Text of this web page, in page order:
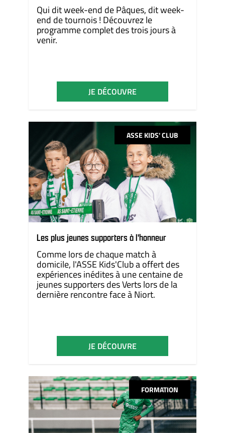
Qui dit week-end de Pâques, dit week-
end de tournois ! Découvrez le
programme complet des trois jours à
venir.
JE DÉCOUVRE
ASSE KIDS' CLUB
Les plus jeunes supporters à l'honneur
Comme lors de chaque match à
domicile, l'ASSE Kids'Club a offert des
expériences inédites à une centaine de
jeunes supporters des Verts lors de la
dernière rencontre face à Niort.
JE DÉCOUVRE
FORMATION